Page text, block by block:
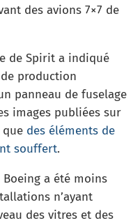
des avions 7×7 de
de Spirit a indiqué
production
panneau de fuselage
images publiées sur
que des éléments de
souffert.
a été moins
n’ayant
des vitres et des